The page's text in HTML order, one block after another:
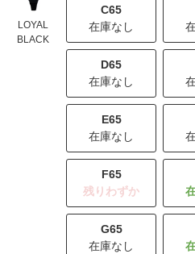
LOYAL
BLACK
C65
在庫なし
D65
在庫なし
E65
在庫なし
F65
残りわずか
G65
在庫なし